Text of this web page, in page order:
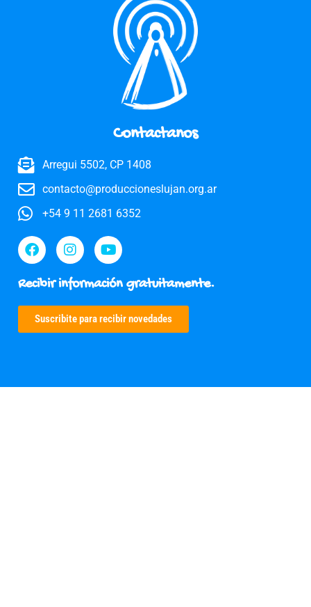
Contactanos
Arregui 5502, CP 1408
contacto@produccioneslujan.org.ar
+54 9 11 2681 6352
Recibir información gratuitamente.
Suscribite para recibir novedades